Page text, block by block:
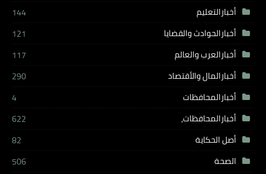
أخبارالتعليم
144
أخبارالحوادث والقضايا
121
أخبارالعرب والعالم
117
أخبارالمال والأقتصاد
290
أخبارالمحافظات
4
أخبارالمحافظات،
622
أصل الحكاية
82
الصحة
506